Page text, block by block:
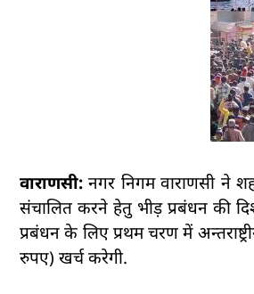
वाराणसी: नगर निगम वाराणसी ने
संचालित करने हेतु भीड़ प्रबंधन की
प्रबंधन के लिए प्रथम चरण में
रुपए) खर्च करेगी.